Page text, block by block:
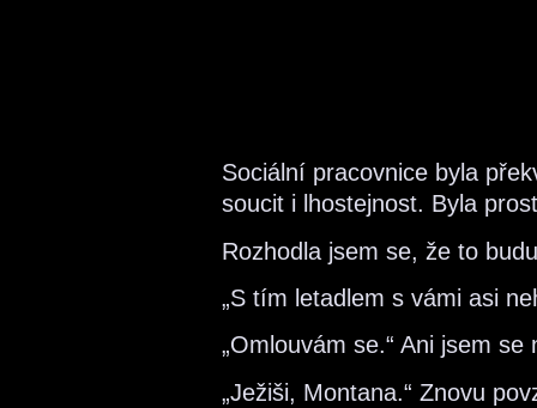
Sociální pracovnice byla
soucit i lhostejnost. Byla
Rozhodla jsem se, že to
„S tím letadlem s vámi asi
„Omlouvám se.“ Ani jsem
„Ježiši, Montana.“ Znovu